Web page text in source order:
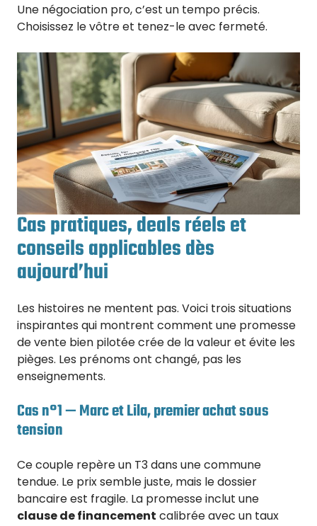
Une négociation pro, c’est un tempo précis.
Choisissez le vôtre et tenez-le avec fermeté.
Cas pratiques, deals réels et
conseils applicables dès
aujourd’hui
Les histoires ne mentent pas. Voici trois situations
inspirantes qui montrent comment une promesse
de vente bien pilotée crée de la valeur et évite les
pièges. Les prénoms ont changé, pas les
enseignements.
Cas n°1 — Marc et Lila, premier achat sous
tension
Ce couple repère un T3 dans une commune
tendue. Le prix semble juste, mais le dossier
bancaire est fragile. La promesse inclut une
clause de financement calibrée avec un taux